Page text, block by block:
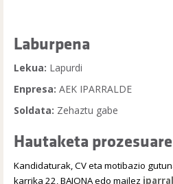
Laburpena
Lekua: Lapurdi
Enpresa: AEK IPARRALDE
Soldata: Zehaztu gabe
Hautaketa
Kandidaturak, CV eta motibazio
karrika 22, BAIONAedo mailez